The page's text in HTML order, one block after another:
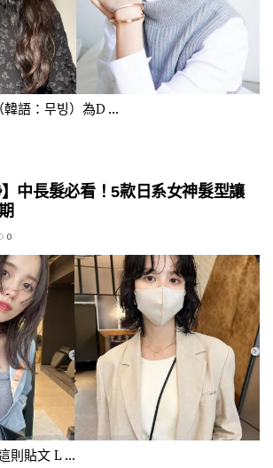
語：무빙）為D ...
】中長髮必看！5款日系女神髮型讓
0
則貼文 L ...